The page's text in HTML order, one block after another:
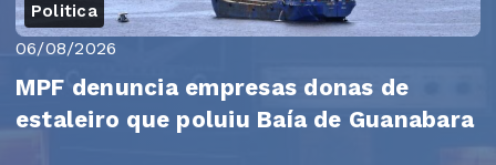
Politica
06/08/2026
MPF denuncia empresas donas de
estaleiro que poluiu Baía de Guanabara